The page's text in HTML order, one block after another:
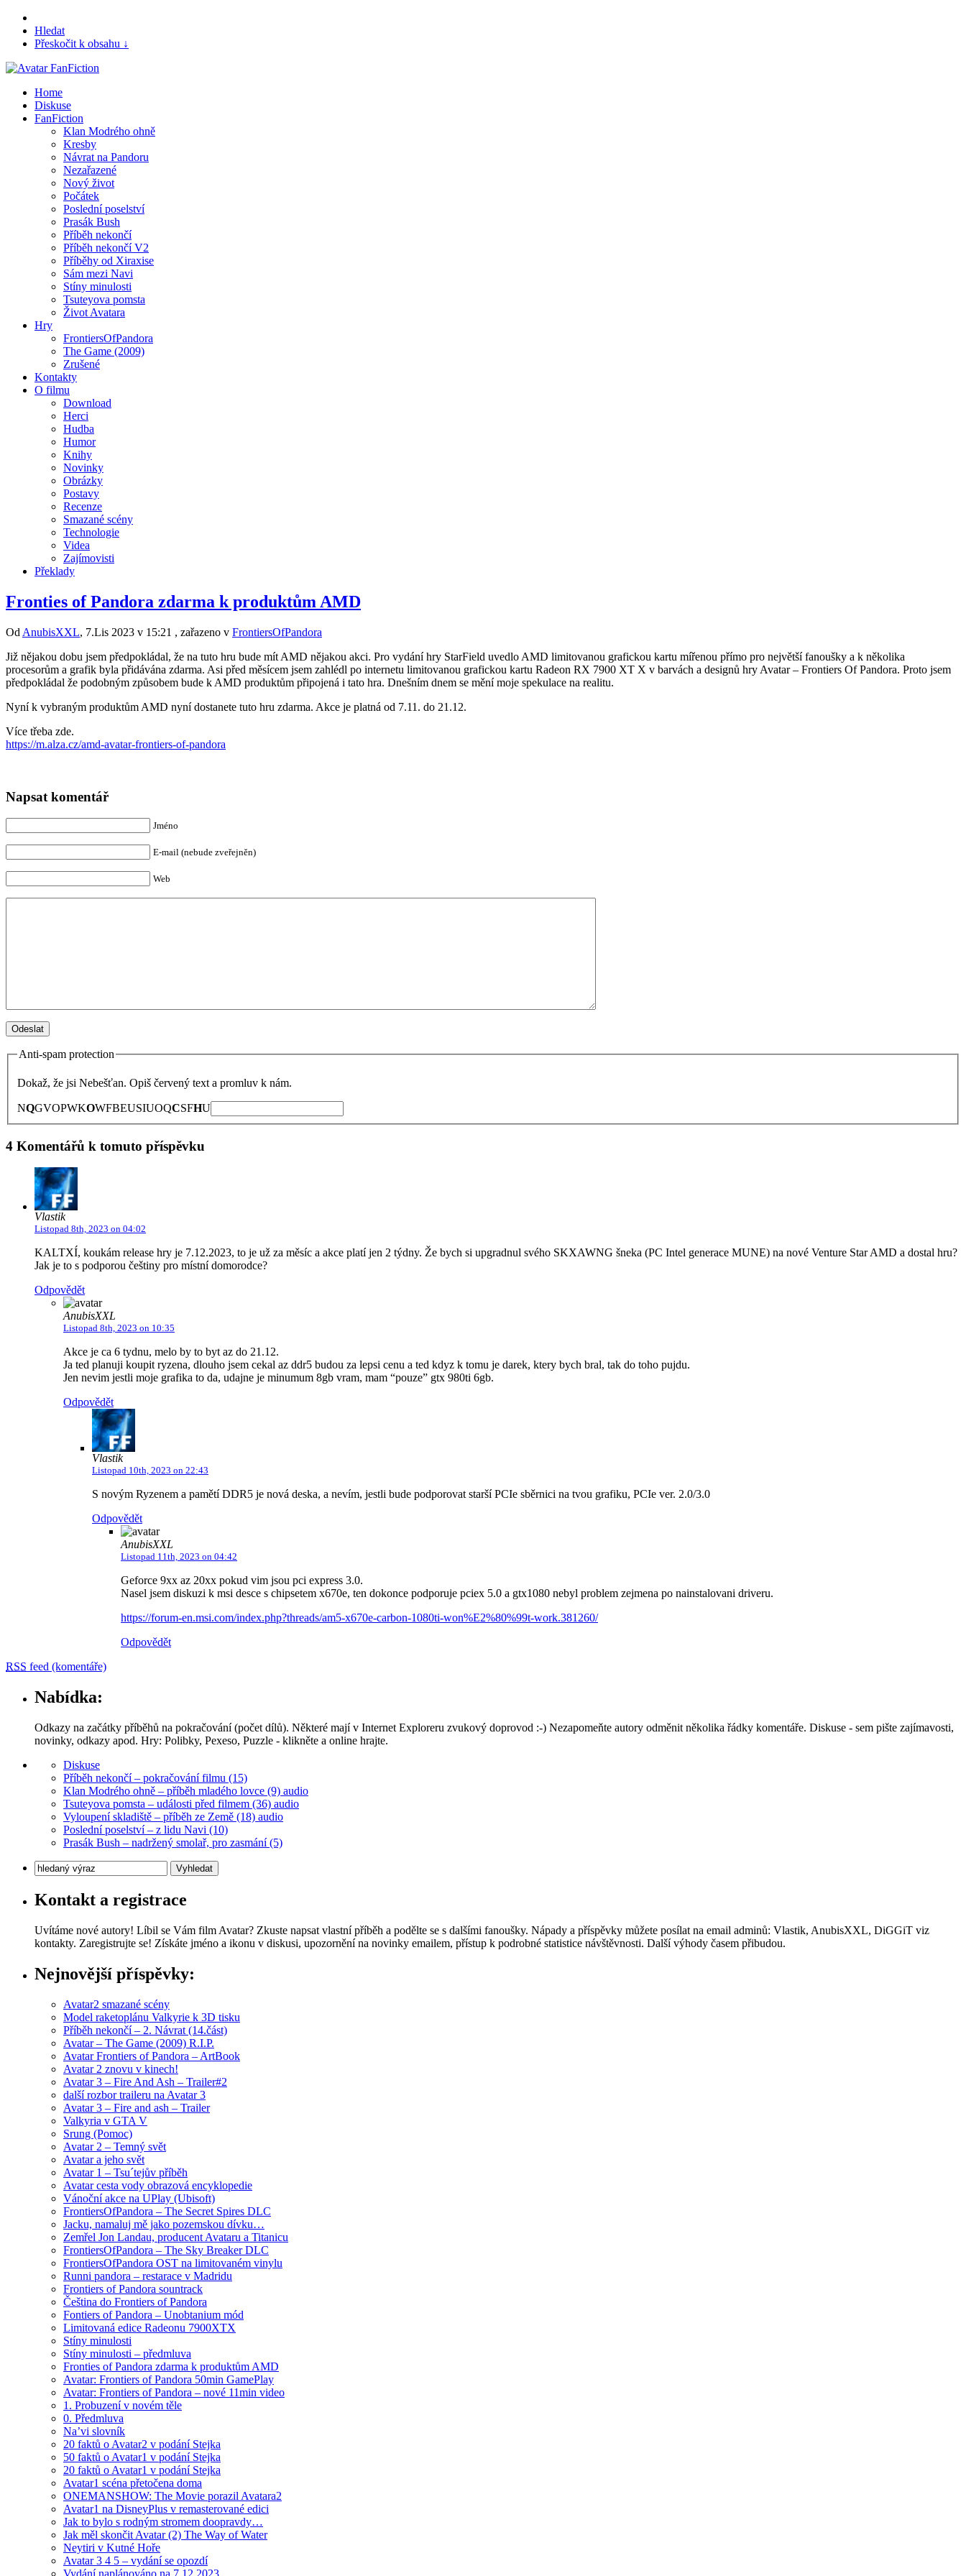
Hledat
Přeskočit k obsahu ↓
Home
Diskuse
FanFiction
Klan Modrého ohně
Kresby
Návrat na Pandoru
Nezařazené
Nový život
Počátek
Poslední poselství
Prasák Bush
Příběh nekončí
Příběh nekončí V2
Příběhy od Xiraxise
Sám mezi Navi
Stíny minulosti
Tsuteyova pomsta
Život Avatara
Hry
FrontiersOfPandora
The Game (2009)
Zrušené
Kontakty
O filmu
Download
Herci
Hudba
Humor
Knihy
Novinky
Obrázky
Postavy
Recenze
Smazané scény
Technologie
Videa
Zajímovisti
Překlady
Fronties of Pandora zdarma k produktům AMD
Od AnubisXXL, 7.Lis 2023 v 15:21 , zařazeno v FrontiersOfPandora
Již nějakou dobu jsem předpokládal, že na tuto hru bude mít AMD nějakou akci. Pro vydání hry StarField uvedlo AMD limitovanou grafickou kartu mířenou přímo pro největší fanoušky a k několika
procesorům a grafik byla přidávána zdarma. Asi před měsícem jsem zahlédl po internetu limitovanou grafickou kartu Radeon RX 7900 XT X v barvách a designů hry Avatar – Frontiers Of Pandora. Proto jsem
předpokládal že podobným způsobem bude k AMD produktům připojená i tato hra. Dnešním dnem se mění moje spekulace na realitu.
Nyní k vybraným produktům AMD nyní dostanete tuto hru zdarma. Akce je platná od 7.11. do 21.12.
Více třeba zde.
https://m.alza.cz/amd-avatar-frontiers-of-pandora
Napsat komentář
Jméno
E-mail (nebude zveřejněn)
Web
Anti-spam protection
Dokaž, že jsi Nebešťan. Opiš červený text a promluv k nám.
NQGVOPWKOWFBEUSIUOQCSFHU
4 Komentářů k tomuto příspěvku
Vlastik
Listopad 8th, 2023 on 04:02
KALTXÍ, koukám release hry je 7.12.2023, to je už za měsíc a akce platí jen 2 týdny. Že bych si upgradnul svého SKXAWNG šneka (PC Intel generace MUNE) na nové Venture Star AMD a dostal hru?
Jak je to s podporou češtiny pro místní domorodce?
Odpovědět
AnubisXXL
Listopad 8th, 2023 on 10:35
Akce je ca 6 tydnu, melo by to byt az do 21.12.
Ja ted planuji koupit ryzena, dlouho jsem cekal az ddr5 budou za lepsi cenu a ted kdyz k tomu je darek, ktery bych bral, tak do toho pujdu.
Jen nevim jestli moje grafika to da, udajne je minumum 8gb vram, mam “pouze” gtx 980ti 6gb.
Odpovědět
Vlastik
Listopad 10th, 2023 on 22:43
S novým Ryzenem a pamětí DDR5 je nová deska, a nevím, jestli bude podporovat starší PCIe sběrnici na tvou grafiku, PCIe ver. 2.0/3.0
Odpovědět
AnubisXXL
Listopad 11th, 2023 on 04:42
Geforce 9xx az 20xx pokud vim jsou pci express 3.0.
Nasel jsem diskuzi k msi desce s chipsetem x670e, ten dokonce podporuje pciex 5.0 a gtx1080 nebyl problem zejmena po nainstalovani driveru.
https://forum-en.msi.com/index.php?threads/am5-x670e-carbon-1080ti-won%E2%80%99t-work.381260/
Odpovědět
RSS feed (komentáře)
Nabídka:
Odkazy na začátky příběhů na pokračování (počet dílů). Některé mají v Internet Exploreru zvukový doprovod :-) Nezapomeňte autory odměnit několika řádky komentáře. Diskuse - sem pište zajímavosti,
novinky, odkazy apod. Hry: Polibky, Pexeso, Puzzle - klikněte a online hrajte.
Diskuse
Příběh nekončí – pokračování filmu (15)
Klan Modrého ohně – příběh mladého lovce (9) audio
Tsuteyova pomsta – události před filmem (36) audio
Vyloupení skladiště – příběh ze Země (18) audio
Poslední poselství – z lidu Navi (10)
Prasák Bush – nadržený smolař, pro zasmání (5)
Kontakt a registrace
Uvítáme nové autory! Líbil se Vám film Avatar? Zkuste napsat vlastní příběh a podělte se s dalšími fanoušky. Nápady a příspěvky můžete posílat na email adminů: Vlastik, AnubisXXL, DiGGiT viz
kontakty. Zaregistrujte se! Získáte jméno a ikonu v diskusi, upozornění na novinky emailem, přístup k podrobné statistice návštěvnosti. Další výhody časem přibudou.
Nejnovější příspěvky:
Avatar2 smazané scény
Model raketoplánu Valkyrie k 3D tisku
Příběh nekončí – 2. Návrat (14.část)
Avatar – The Game (2009) R.I.P.
Avatar Frontiers of Pandora – ArtBook
Avatar 2 znovu v kinech!
Avatar 3 – Fire And Ash – Trailer#2
další rozbor traileru na Avatar 3
Avatar 3 – Fire and ash – Trailer
Valkyria v GTA V
Srung (Pomoc)
Avatar 2 – Temný svět
Avatar a jeho svět
Avatar 1 – Tsu´tejův příběh
Avatar cesta vody obrazová encyklopedie
Vánoční akce na UPlay (Ubisoft)
FrontiersOfPandora – The Secret Spires DLC
Jacku, namaluj mě jako pozemskou dívku…
Zemřel Jon Landau, producent Avataru a Titanicu
FrontiersOfPandora – The Sky Breaker DLC
FrontiersOfPandora OST na limitovaném vinylu
Runni pandora – restarace v Madridu
Frontiers of Pandora sountrack
Čeština do Frontiers of Pandora
Fontiers of Pandora – Unobtanium mód
Limitovaná edice Radeonu 7900XTX
Stíny minulosti
Stíny minulosti – předmluva
Fronties of Pandora zdarma k produktům AMD
Avatar: Frontiers of Pandora 50min GamePlay
Avatar: Frontiers of Pandora – nové 11min video
1. Probuzení v novém těle
0. Předmluva
Na’vi slovník
20 faktů o Avatar2 v podání Stejka
50 faktů o Avatar1 v podání Stejka
20 faktů o Avatar1 v podání Stejka
Avatar1 scéna přetočena doma
ONEMANSHOW: The Movie porazil Avatara2
Avatar1 na DisneyPlus v remasterované edici
Jak to bylo s rodným stromem doopravdy…
Jak měl skončit Avatar (2) The Way of Water
Neytiri v Kutné Hoře
Avatar 3 4 5 – vydání se opozdí
Vydání naplánováno na 7.12.2023